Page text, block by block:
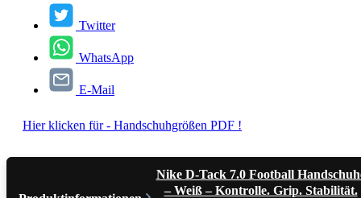
Twitter
WhatsApp
E-Mail
Hier klicken für - Handschuhgrößen PDF !
Nike D-Tack 7.0 Football
– Weiß – Kontrolle. Grip. Stabilität.